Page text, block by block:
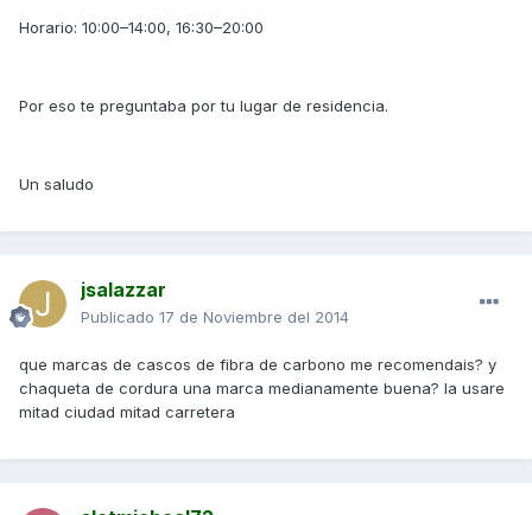
Horario: 10:00–14:00, 16:30–20:00
Por eso te preguntaba por tu lugar de residencia.
Un saludo
jsalazzar
Publicado 17 de Noviembre del 2014
que marcas de cascos de fibra de carbono me recomendais? y
chaqueta de cordura una marca medianamente buena? la usare
mitad ciudad mitad carretera